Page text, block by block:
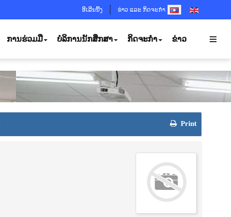
ອີເລີນນີ້ງ ຂ່າວ ແລະ ກິດຈະກຳSELECT YOUR
ການຮ່ວມມື ບໍລິການນັກສຶກສາ ກິດຈະກຳ ຂ່າວ
Print